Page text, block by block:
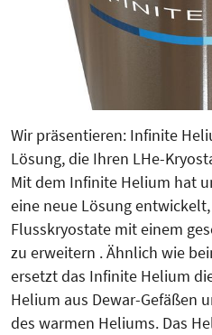
Wir präsentieren: Infinite
Lösung, die Ihren LHe-
Mit dem Infinite Helium hat
eine neue Lösung
Flusskryostate mit einem
zu erweitern . Ähnlich wie
ersetzt das Infinite Helium
Helium aus Dewar-Gefäßen
des warmen Heliums. Das